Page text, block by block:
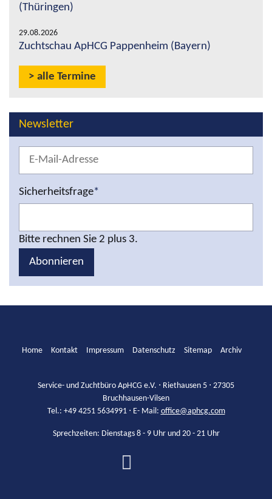
(Thüringen)
29.08.2026
Zuchtschau ApHCG Pappenheim (Bayern)
alle Termine
Newsletter
Sicherheitsfrage*
Bitte rechnen Sie 2 plus 3.
Abonnieren
Home Kontakt Impressum Datenschutz Sitemap Archiv
Service- und Zuchtbüro ApHCG e.V. ⋅ Riethausen 5 ⋅ 27305
Bruchhausen-Vilsen
Tel.: +49 4251 5634991 ⋅ E- Mail: office@aphcg.com
Sprechzeiten: Dienstags 8 - 9 Uhr und 20 - 21 Uhr